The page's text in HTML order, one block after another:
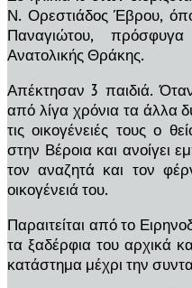
Ν. Ορεστιάδος Έβρου,
Παναγιώτου,
Ανατολικής Θράκης.
Απέκτησαν 3 παιδιά.
από λίγα χρόνια τα άλλα
τις οικογένειές τους ο
στην Βέροια και ανοίγει
τον αναζητά και τον
οικογένειά του.
Παραιτείται από το
τα ξαδέρφια του αρχικά
κατάστημα μέχρι την